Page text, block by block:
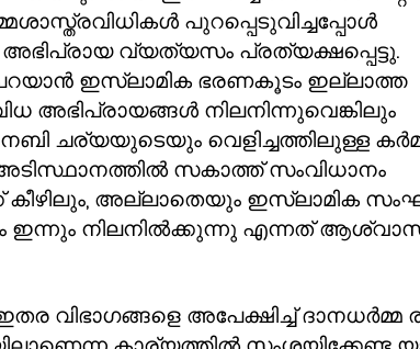
പുറപ്പെടുവിച്ചപ്പോൾ
അഭിപ്രായ വ്യത്യസം പ്രത്യക്ഷപ്പെട്ടു.
ഇസ്ലാമിക ഭരണകൂടം ഇല്ലാത്ത
അഭിപ്രായങ്ങൾ നിലനിന്നുവെങ്കിലും
ചര്യയുടെയും വെളിച്ചത്തിലുള്ള
സകാത്ത് സംവിധാനം
, അല്ലാതെയും ഇസ്ലാമിക
ഇന്നും നിലനിൽക്കുന്നു എന്നത്
വിഭാഗങ്ങളെ അപേക്ഷിച്ച് ദാനധർമ്മ